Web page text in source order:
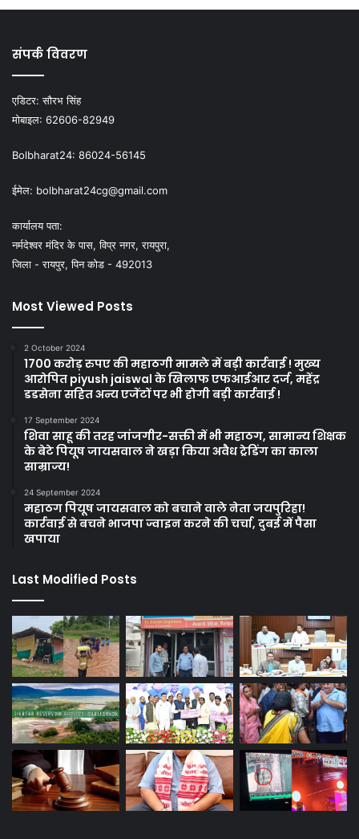
संपर्क विवरण
एडिटर:सौरभ सिंह
मोबाइल: 62606-82949
Bolbharat24: 86024-56145
ईमेल: bolbharat24cg@gmail.com
कार्यालय पता:
नर्मदेश्वर मंदिर के पास, विप्र नगर, रायपुरा,
जिला - रायपुर, पिन कोड - 492013
Most Viewed Posts
2 October 2024
1700 करोड़ रुपए की महाठगी मामले में बड़ी कार्रवाई ! मुख्य
आरोपित piyush jaiswal के खिलाफ एफआईआर दर्ज, महेंद्र
डडसेना सहित अन्य एजेंटों पर भी होगी बड़ी कार्रवाई !
17 September 2024
शिवा साहू की तरह जांजगीर-सक्ती में भी महाठग, सामान्य शिक्षक
के बेटे पियूष जायसवाल ने खड़ा किया अवैध ट्रेडिंग का काला
साम्राज्य!
24 September 2024
महाठग पियूष जायसवाल को बचाने वाले नेता जयपुरिहा!
कार्रवाई से बचने भाजपा ज्वाइन करने की चर्चा, दुबई में पैसा
खपाया
Last Modified Posts